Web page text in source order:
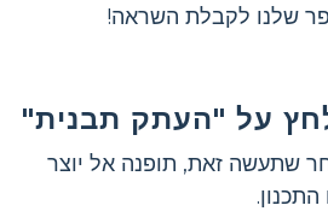
שלנו לקבלת השראה!
על "העתק תבנית"
שתעשה זאת, תופנה אל יוצר
התכנון.